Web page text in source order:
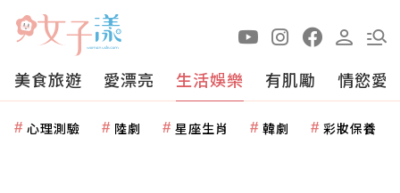
美食旅遊 愛漂亮 生活娛樂 有肌勵 情慾愛
心理測驗 陸劇 星座生肖 韓劇 彩妝保養